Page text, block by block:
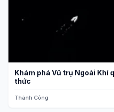
Khám phá Vũ trụ Ngoài Khí
thức
Thành Công